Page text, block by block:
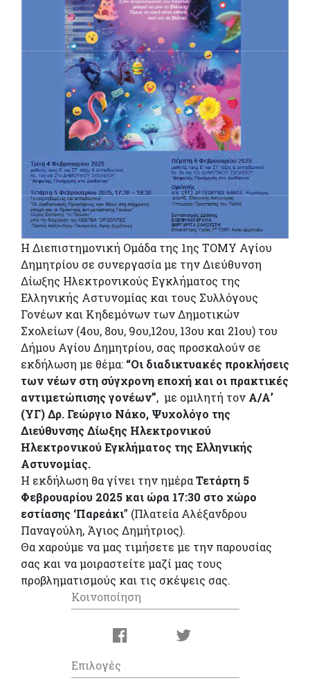
Η Διεπιστημονική Ομάδα της 1ης ΤΟΜΥ Αγίου
Δημητρίου σε συνεργασία με την Διεύθυνση
Δίωξης Ηλεκτρονικούς Εγκλήματος της
Ελληνικής Αστυνομίας και τους Συλλόγους
Γονέων και Κηδεμόνων των Δημοτικών
Σχολείων (4ου, 8ου, 9ου,12ου, 13ου και 21ου) του
Δήμου Αγίου Δημητρίου, σας προσκαλούν σε
εκδήλωση με θέμα: “Οι διαδικτυακές προκλήσεις
των νέων στη σύγχρονη εποχή και οι πρακτικές
αντιμετώπισης γονέων”, με ομιλητή τον Α/Α’
(ΥΓ) Δρ. Γεώργιο Νάκο, Ψυχολόγο της
Διεύθυνσης Δίωξης Ηλεκτρονικού
Ηλεκτρονικού Εγκλήματος της Ελληνικής
Αστυνομίας.
Η εκδήλωση θα γίνει την ημέραΤετάρτη 5
Φεβρουαρίου 2025 και ώρα 17:30 στο χώρο
εστίασης ‘Παρεάκι” (Πλατεία Αλέξανδρου
Παναγούλη, Άγιος Δημήτριος).
Θα χαρούμε να μας τιμήσετε με την παρουσίας
σας και να μοιραστείτε μαζί μας τους
προβληματισμούς και τις σκέψεις σας.
Κοινοποίηση
Επιλογές